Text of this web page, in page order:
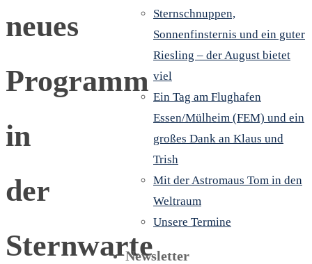
neues
Programm
in
der
Sternwarte
Sternschnuppen,
Sonnenfinsternis und ein guter
Riesling – der August bietet
viel
Ein Tag am Flughafen
Essen/Mülheim (FEM) und ein
großes Dank an Klaus und
Trish
Mit der Astromaus Tom in den
Weltraum
Unsere Termine
Newsletter